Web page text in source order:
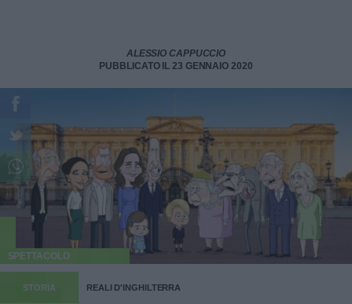
ALESSIO CAPPUCCIO
PUBBLICATO IL 23 GENNAIO 2020
SPETTACOLO
STORIA REALI D'INGHILTERRA